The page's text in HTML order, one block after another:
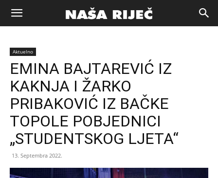
Naša
riječ
Zenica
Aktuelno
EMINA BAJTAREVIĆ IZ
KAKNJA I ŽARKO
PRIBAKOVIĆ IZ BAČKE
TOPOLE POBJEDNICI
„STUDENTSKOG LJETA“
13. Septembra 2022.